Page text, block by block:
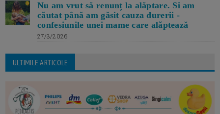
Nu am vrut să renunț la alăptare. Si am
căutat până am găsit cauza durerii -
confesiunile unei mame care alăptează
27/3/2026
ULTIMILE ARTICOLE